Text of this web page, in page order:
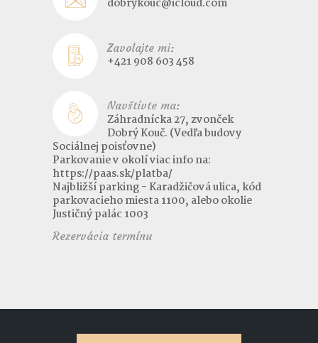
dobrykouc@icloud.com
Zavolajte mi:
+421 908 603 458
Navštívte ma:
Záhradnícka 27, zvonček
Dobrý Kouč. (Vedľa budovy
Sociálnej poisťovne)
Parkovanie v okolí viac info na:
https://paas.sk/platba/
Najbližší parking - Karadžičová ulica, kód
parkovacieho miesta 1100, alebo okolie
Justičný palác 1003
Rezervácia termínu